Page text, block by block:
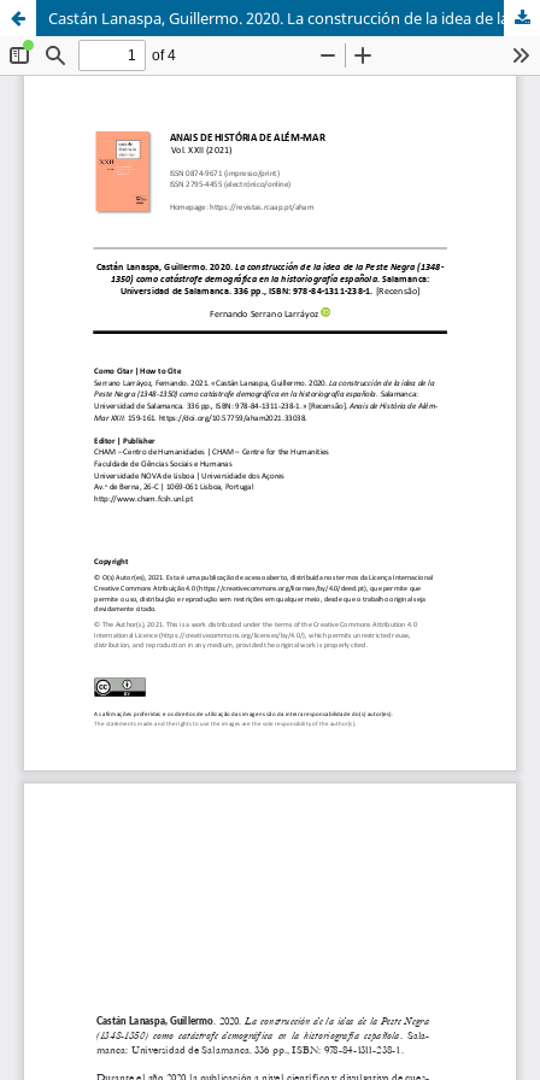
Castán Lanaspa, Guillermo. 2020. La construcción de la idea de la Peste Negra (1348-1350) como catástrofe demográfica en la historiografía española